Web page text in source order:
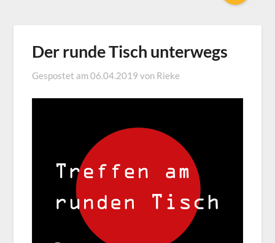
Der runde Tisch unterwegs
Gespostet am06.04.2019 von Rieke